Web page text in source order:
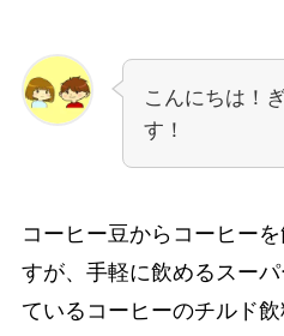
こんにちは！
す！
コーヒー豆からコーヒー
すが、手軽に飲めるスー
ているコーヒーのチルド